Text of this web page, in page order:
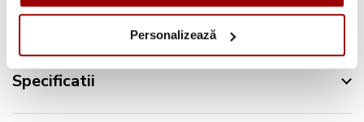
Personalizează
Descriere
Specificatii